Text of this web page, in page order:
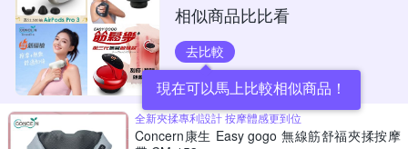
相似商品比比看
去比較
現在可以馬上比較相似商品！
全新夾揉專利設計 按摩體感更到位
Concern康生 Easy gogo 無線筋舒福夾揉按摩